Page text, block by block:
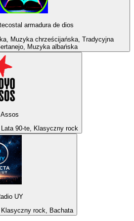
armadura de dios
Muzyka chrześcijańska, Tradycyjna
Muzyka albańska
90-te, Klasyczny rock
UY
rock, Bachata